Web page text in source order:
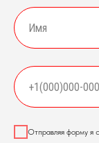
Отправляя форму я